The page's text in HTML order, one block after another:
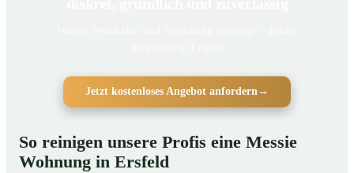
Jetzt kostenloses Angebot anfordern→
So reinigen unsere Profis eine Messie
Wohnung in Ersfeld